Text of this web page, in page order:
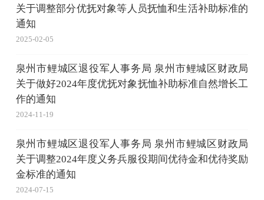
关于调整部分优抚对象等人员抚恤和生活补助标准的
通知
2025-02-05
泉州市鲤城区退役军人事务局 泉州市鲤城区财政局
关于做好2024年度优抚对象抚恤补助标准自然增长工
作的通知
2024-11-19
泉州市鲤城区退役军人事务局 泉州市鲤城区财政局
关于调整2024年度义务兵服役期间优待金和优待奖励
金标准的通知
2024-07-15